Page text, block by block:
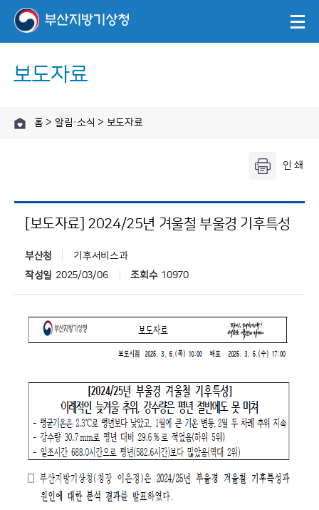
보도자료
홈 > 알림·소식 > 보도자료
[보도자료] 2024/25년 겨울철 부울경 기후특성
부산청
기후서비스과
작성일 2025/03/06 조회수 10970